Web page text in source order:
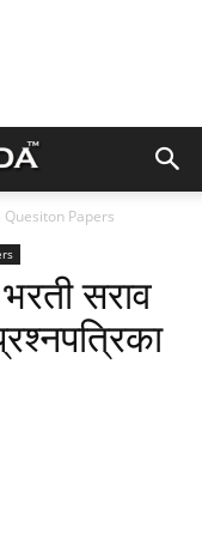
Papers
सराव